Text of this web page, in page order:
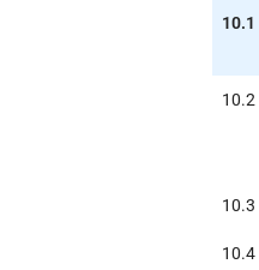
10.1
10.2
10.3
10.4